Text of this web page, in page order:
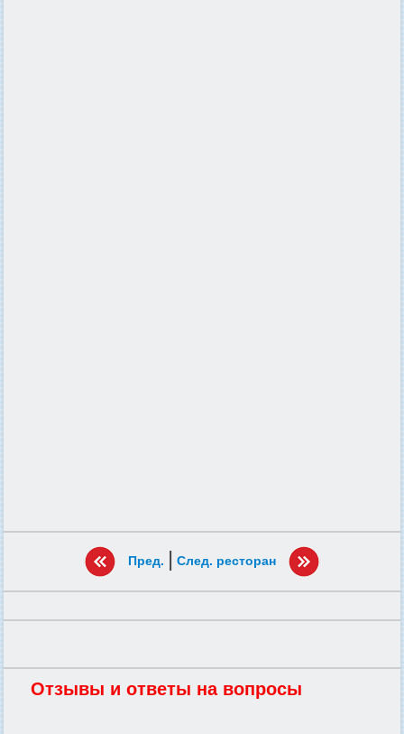
Пред. | След. ресторан
Отзывы и ответы на вопросы